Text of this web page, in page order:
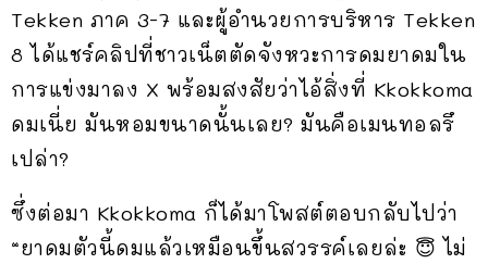
Tekken ภาค 3-7 และผู้อำนวยการบริหาร Tekken
8 ได้แชร์คลิปที่ชาวเน็ตตัดจังหวะการดมยาดมใน
การแข่งมาลง X พร้อมสงสัยว่าไอ้สิ่งที่ Kkokkoma
ดมเนี่ย มันหอมขนาดนั้นเลย? มันคือเมนทอลรึ
เปล่า?
ซึ่งต่อมา Kkokkoma ก็ได้มาโพสต์ตอบกลับไปว่า
“ยาดมตัวนี้ดมแล้วเหมือนขึ้นสวรรค์เลยล่ะ 😇 ไม่